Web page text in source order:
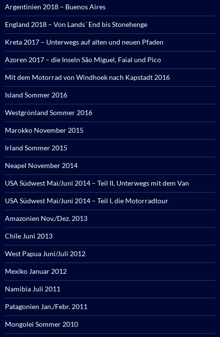
Argentinien 2018 – Buenos Aires
England 2018 – Von Lands´ End bis Stonehenge
Kreta 2017 – Unterwegs auf alten und neuen Pfaden
Azoren 2017 – die Inseln São Miguel, Faial und Pico
Mit dem Motorrad von Windhoek nach Kapstadt 2016
Island Sommer 2016
Westgrönland Sommer 2016
Marokko November 2015
Irland Sommer 2015
Neapel November 2014
USA Südwest Mai/Juni 2014 – Teil II, Unterwegs mit dem Van
USA Südwest Mai/Juni 2014 – Teil I, die Motorradtour
Amazonien Nov./Dez. 2013
Chile Juni 2013
West Papua Juni/Juli 2012
Mexiko Januar 2012
Namibia Juli 2011
Patagonien Jan./Febr. 2011
Mongolei Sommer 2010